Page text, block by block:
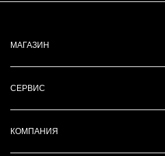
МАГАЗИН
СЕРВИС
КОМПАНИЯ